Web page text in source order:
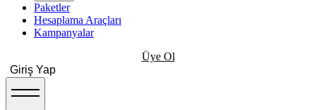
Paketler
Hesaplama Araçları
Kampanyalar
Üye Ol
Giriş Yap